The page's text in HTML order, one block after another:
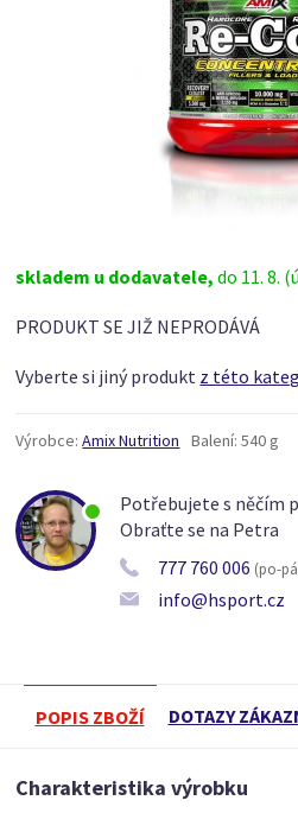
skladem u dodavatele,do 11. 8.
PRODUKT SE JIŽ NEPRODÁVÁ
Vyberte si jiný produkt z této
Výrobce: Amix Nutrition Balení: 540 g
Potřebujete s něčím
Obraťte se na Petra
777 760 006 (po-
info@hsport.cz
POPIS ZBOŽÍ DOTAZY
Charakteristika výrobku